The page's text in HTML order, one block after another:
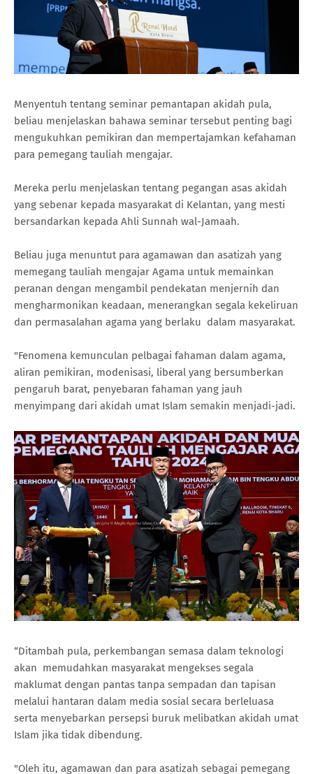
Menyentuh tentang seminar pemantapan akidah pula,
beliau menjelaskan bahawa seminar tersebut penting bagi
mengukuhkan pemikiran dan mempertajamkan kefahaman
para pemegang tauliah mengajar.
Mereka perlu menjelaskan tentang pegangan asas akidah
yang sebenar kepada masyarakat di Kelantan, yang mesti
bersandarkan kepada Ahli Sunnah wal-Jamaah.
Beliau juga menuntut para agamawan dan asatizah yang
memegang tauliah mengajar Agama untuk memainkan
peranan dengan mengambil pendekatan menjernih dan
mengharmonikan keadaan, menerangkan segala kekeliruan
dan permasalahan agama yang berlaku dalam masyarakat.
"Fenomena kemunculan pelbagai fahaman dalam agama,
aliran pemikiran, modenisasi, liberal yang bersumberkan
pengaruh barat, penyebaran fahaman yang jauh
menyimpang dari akidah umat Islam semakin menjadi-jadi.
“Ditambah pula, perkembangan semasa dalam teknologi
akan memudahkan masyarakat mengekses segala
maklumat dengan pantas tanpa sempadan dan tapisan
melalui hantaran dalam media sosial secara berleluasa
serta menyebarkan persepsi buruk melibatkan akidah umat
Islam jika tidak dibendung.
"Oleh itu, agamawan dan para asatizah sebagai pemegang